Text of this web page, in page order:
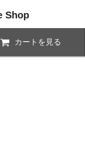
Shop
カートを見る